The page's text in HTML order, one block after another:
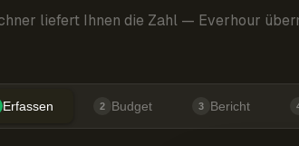
liefert Ihnen die Zahl — Everhour
Erfassen 2 Budget 3 Bericht